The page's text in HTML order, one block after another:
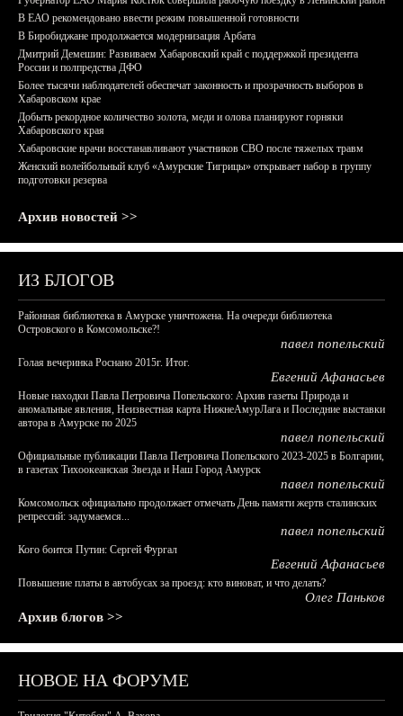
В ЕАО рекомендовано ввести режим повышенной готовности
В Биробиджане продолжается модернизация Арбата
Дмитрий Демешин: Развиваем Хабаровский край с поддержкой президента
России и полпредства ДФО
Более тысячи наблюдателей обеспечат законность и прозрачность выборов в
Хабаровском крае
Добыть рекордное количество золота, меди и олова планируют горняки
Хабаровского края
Хабаровские врачи восстанавливают участников СВО после тяжелых травм
Женский волейбольный клуб «Амурские Тигрицы» открывает набор в группу
подготовки резерва
Архив новостей >>
ИЗ БЛОГОВ
Районная библиотека в Амурске уничтожена. На очереди библиотека
Островского в Комсомольске?!
павел попельский
Голая вечеринка Роснано 2015г. Итог.
Евгений Афанасьев
Новые находки Павла Петровича Попельского: Архив газеты Природа и
аномальные явления, Неизвестная карта НижнеАмурЛага и Последние выставки
автора в Амурске по 2025
павел попельский
Официальные публикации Павла Петровича Попельского 2023-2025 в Болгарии,
в газетах Тихоокеанская Звезда и Наш Город Амурск
павел попельский
Комсомольск официально продолжает отмечать День памяти жертв сталинских
репрессий: задумаемся...
павел попельский
Кого боится Путин: Сергей Фургал
Евгений Афанасьев
Повышение платы в автобусах за проезд: кто виноват, и что делать?
Олег Паньков
Архив блогов >>
НОВОЕ НА ФОРУМЕ